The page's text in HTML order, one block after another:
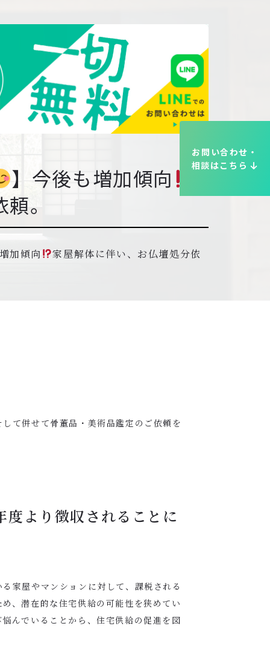
】今後も増加傾向
。
加傾向
家屋解体に伴い、お仏壇処分依
て併せて骨董品・美術品鑑定のご依頼を
より徴収されることに
家屋やマンションに対して、課税される
、潜在的な住宅供給の可能性を狭めてい
んでいることから、住宅供給の促進を図
お問い合わせ・
相談はこちら